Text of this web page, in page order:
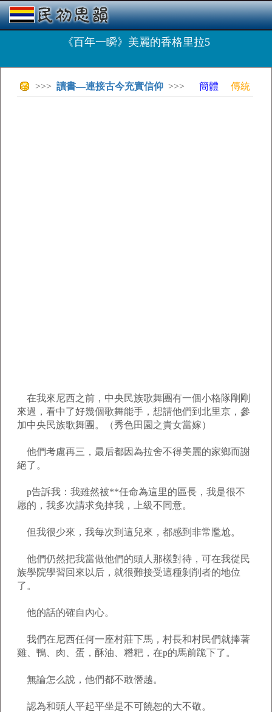
《百年一瞬》美麗的香格里拉5
>>> 讀書—連接古今充實信仰 >>> 簡體 傳統
在我來尼西之前，中央民族歌舞團有一個小格隊剛剛
來過，看中了好幾個歌舞能手，想請他們到北里京，參
加中央民族歌舞團。（秀色田園之貴女當嫁）
他們考慮再三，最后都因為拉舍不得美麗的家鄉而謝
絕了。
p告訴我：我雖然被**任命為這里的區長，我是很不
愿的，我多次請求免掉我，上級不同意。
但我很少來，我每次到這兒來，都感到非常尷尬。
他們仍然把我當做他們的頭人那樣對待，可在我從民
族學院學習回來以后，就很難接受這種剝削者的地位
了。
他的話的確自內心。
我們在尼西任何一座村莊下馬，村長和村民們就捧著
雞、鴨、肉、蛋，酥油、糌粑，在p的馬前跪下了。
無論怎么說，他們都不敢僭越。
認為和頭人平起平坐是不可饒恕的大不敬。